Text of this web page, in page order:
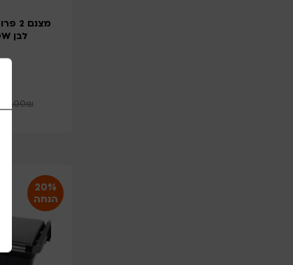
לבן BOSS 750W
₪
129.00
20%
הנחה